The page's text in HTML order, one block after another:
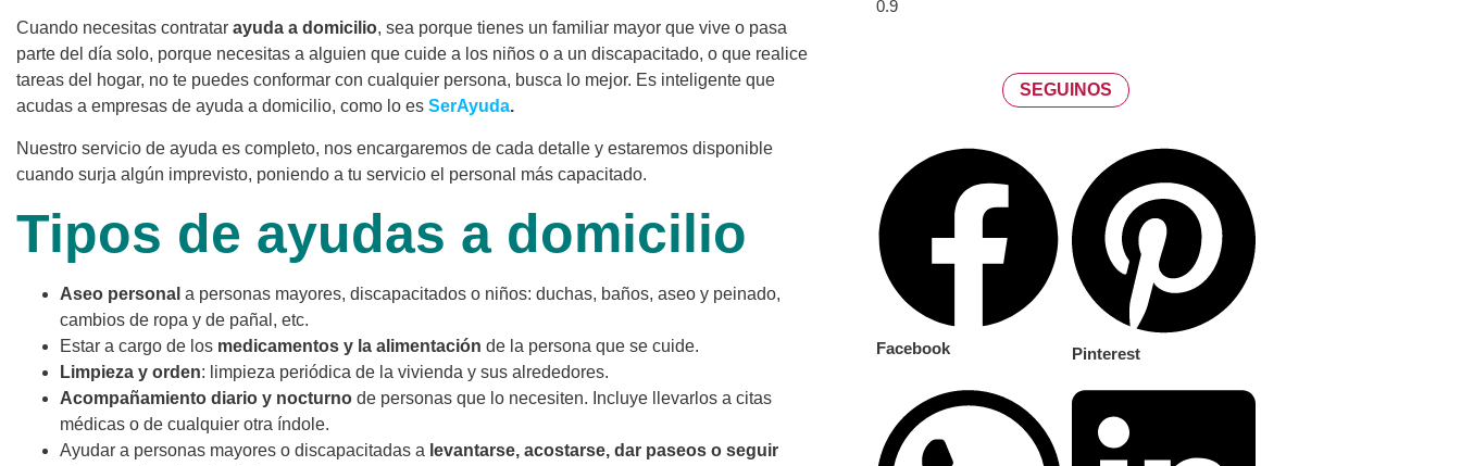
Cuando necesitas contratar ayuda a domicilio, sea porque tienes un familiar mayor que vive o pasa
parte del día solo, porque necesitas a alguien que cuide a los niños o a un discapacitado, o que realice
tareas del hogar, no te puedes conformar con cualquier persona, busca lo mejor. Es inteligente que
acudas a empresas de ayuda a domicilio, como lo es SerAyuda.
Nuestro servicio de ayuda es completo, nos encargaremos de cada detalle y estaremos disponible
cuando surja algún imprevisto, poniendo a tu servicio el personal más capacitado.
Tipos de ayudas a domicilio
Aseo personal a personas mayores, discapacitados o niños: duchas, baños, aseo y peinado,
cambios de ropa y de pañal, etc.
Estar a cargo de los medicamentos y la alimentación de la persona que se cuide.
Limpieza y orden: limpieza periódica de la vivienda y sus alrededores.
Acompañamiento diario y nocturno de personas que lo necesiten. Incluye llevarlos a citas
médicas o de cualquier otra índole.
Ayudar a personas mayores o discapacitadas a levantarse, acostarse, dar paseos o seguir
SEGUINOS
Facebook Pinterest